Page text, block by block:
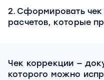
2. Сформировать
расчетов, которые
Чек коррекции —
которого можно